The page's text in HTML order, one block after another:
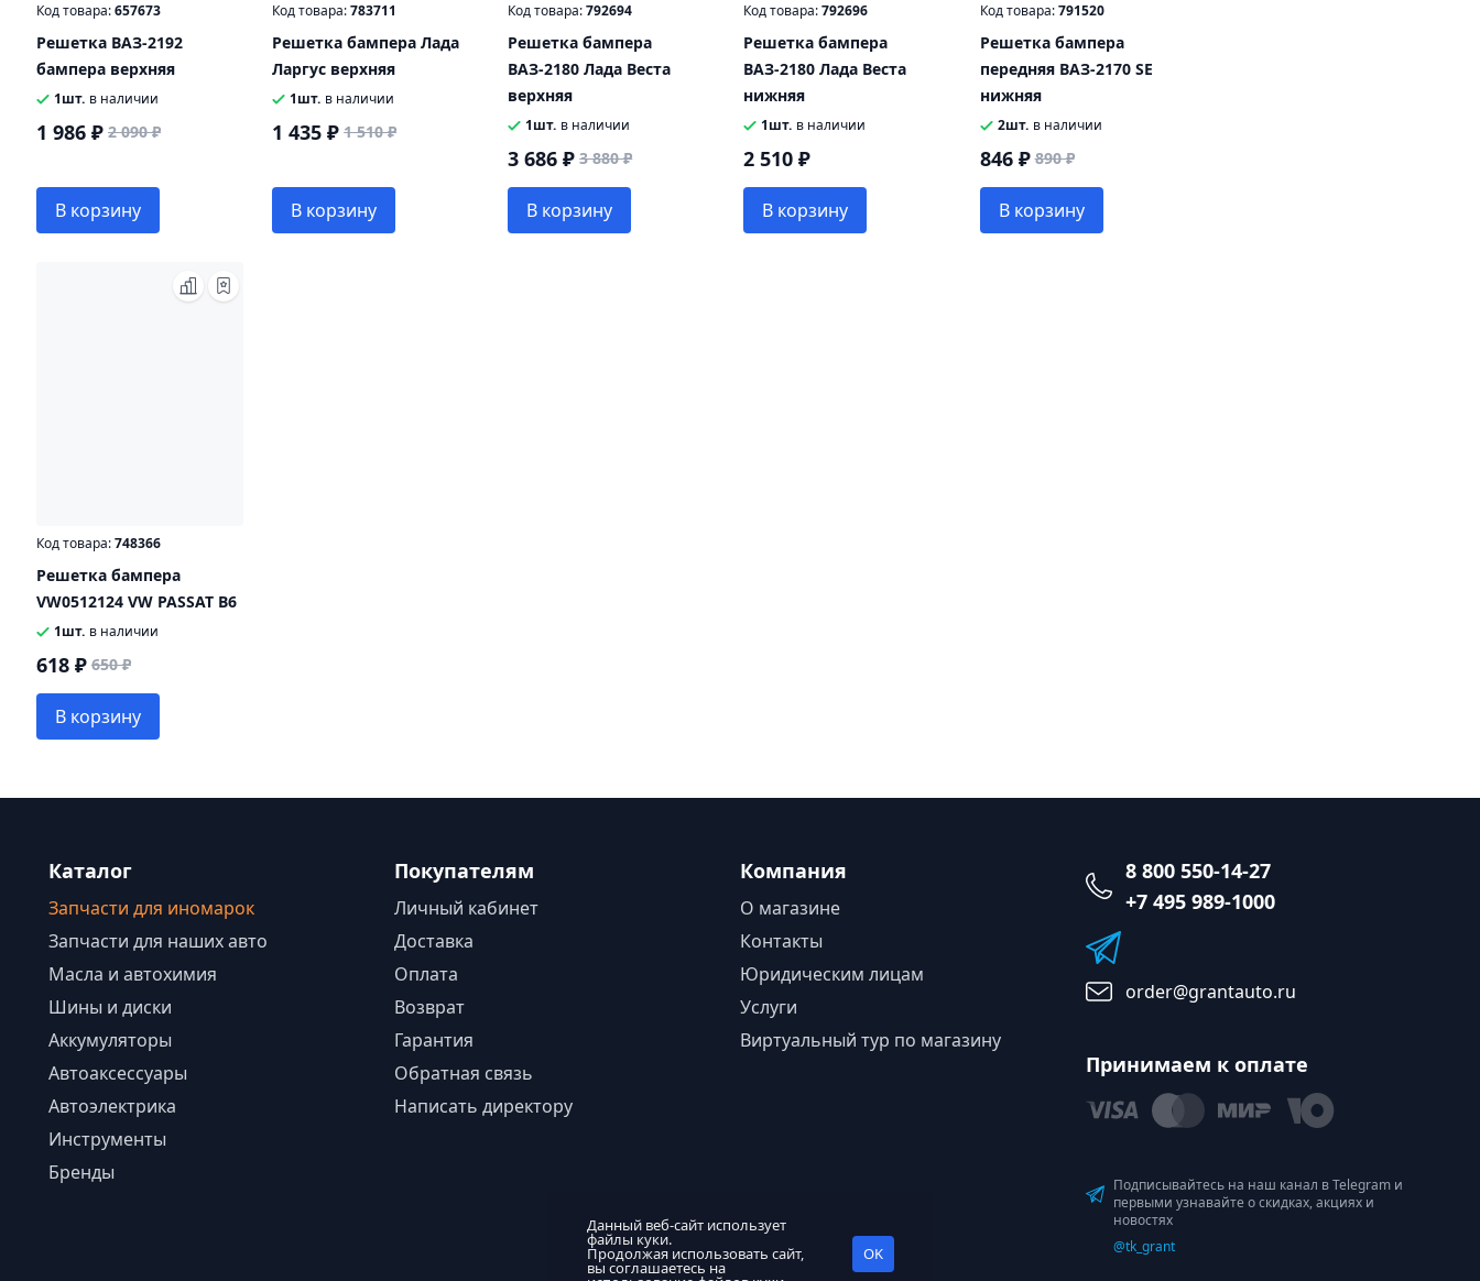
Код товара:657673
Решетка ВАЗ-2192
бампера верхняя
1шт. в наличии
1 986 ₽ 2 090 ₽
В корзину
Код товара:783711
Решетка бампера Лада
Ларгус верхняя
1шт. в наличии
1 435 ₽ 1 510 ₽
В корзину
Код товара:792694
Решетка бампера
ВАЗ-2180 Лада Веста
верхняя
1шт. в наличии
3 686 ₽ 3 880 ₽
В корзину
Код товара:792696
Решетка бампера
ВАЗ-2180 Лада Веста
нижняя
1шт. в наличии
2 510 ₽
В корзину
Код товара:791520
Решетка бампера
передняя ВАЗ-2170 SE
нижняя
2шт. в наличии
846 ₽ 890 ₽
В корзину
Код товара:748366
Решетка бампера
VW0512124 VW PASSAT B6
1шт. в наличии
618 ₽ 650 ₽
В корзину
Каталог
Запчасти для иномарок
Запчасти для наших авто
Масла и автохимия
Шины и диски
Аккумуляторы
Автоаксессуары
Автоэлектрика
Инструменты
Бренды
Покупателям
Личный кабинет
Доставка
Оплата
Возврат
Гарантия
Обратная связь
Написать директору
Компания
О магазине
Контакты
Юридическим лицам
Услуги
Виртуальный тур по магазину
8 800 550-14-27
+7 495 989-1000
order@grantauto.ru
Принимаем к оплате
Подписывайтесь на наш канал в Telegram и
первыми узнавайте о скидках, акциях и
новостях
@tk_grant
Данный веб-сайт использует
файлы куки.
Продолжая использовать сайт,
вы соглашаетесь на
OK